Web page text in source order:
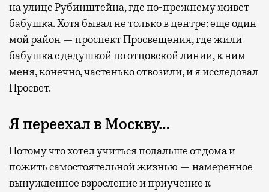
на улице Рубинштейна, где по-прежнему живет
бабушка. Хотя бывал не только в центре: еще один
мой район — проспект Просвещения, где жили
бабушка с дедушкой по отцовской линии, к ним
меня, конечно, частенько отвозили, и я исследовал
Просвет.
Я переехал в Москву…
Потому что хотел учиться подальше от дома и
пожить самостоятельной жизнью — намеренное
вынужденное взросление и приучение к